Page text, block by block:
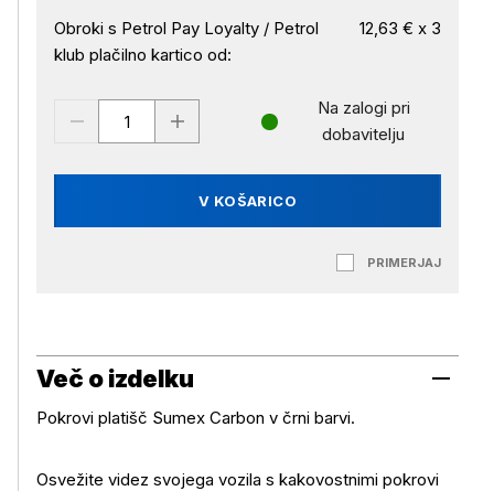
Obroki s Petrol Pay Loyalty / Petrol
klub plačilno kartico od:
12,63 € x 3
V KOŠARICO
Na zalogi pri
dobavitelju
PRIMERJAJ
Več o izdelku
Pokrovi platišč Sumex Carbon v črni barvi.
Osvežite videz svojega vozila s kakovostnimi pokrovi